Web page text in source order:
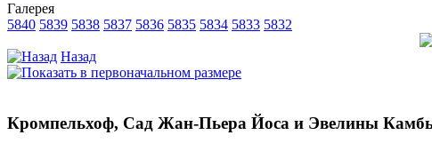
Галерея
5840 5839 5838 5837 5836 5835 5834 5833 5832
Назад
Кромпельхоф, Сад Жан-Пьера Йоса и Эвелины